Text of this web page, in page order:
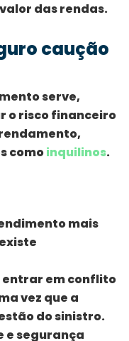
das rendas.
caução
serve,
o risco financeiro
comoinquilinos.
mais
entrar em conflito
vez que a
do sinistro.
e segurança